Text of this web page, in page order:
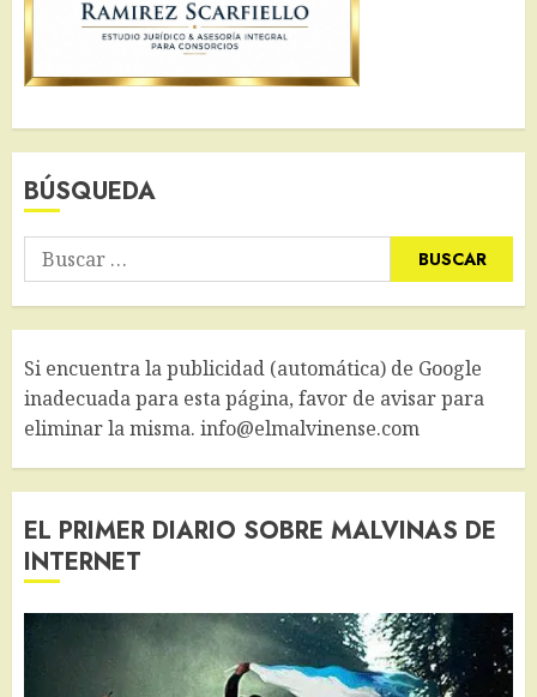
BÚSQUEDA
Buscar:
Si encuentra la publicidad (automática) de Google
inadecuada para esta página, favor de avisar para
eliminar la misma. info@elmalvinense.com
EL PRIMER DIARIO SOBRE MALVINAS DE
INTERNET